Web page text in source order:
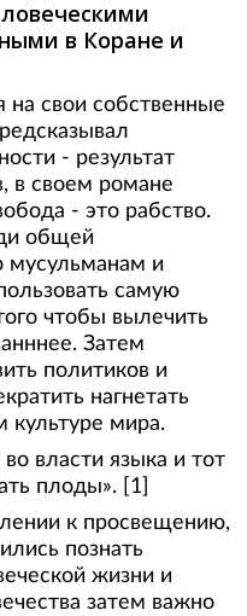
в Коране и
на свои собственные
- результат
в своем романе
- это рабство.
общей
мусульманам и
самую
чтобы вылечить
Затем
политиков и
нагнетать
культуре мира.
власти языка и тот
плоды». [1]
к просвещению,
познать
жизни и
затем важно